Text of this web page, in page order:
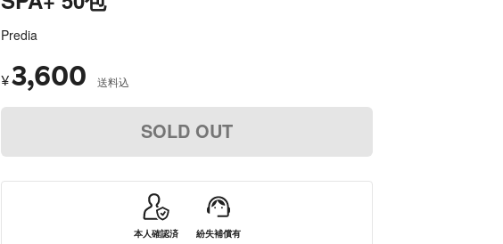
Predia
¥3,600 送料込
SOLD OUT
本人確認済 紛失補償有